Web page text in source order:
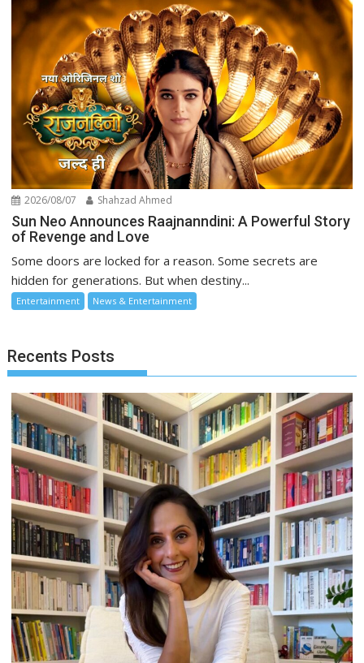
2026/08/07 Shahzad Ahmed
Sun Neo Announces Raajnanndini: A Powerful Story
of Revenge and Love
Some doors are locked for a reason. Some secrets are
hidden for generations. But when destiny...
Entertainment News & Entertainment
Recents Posts